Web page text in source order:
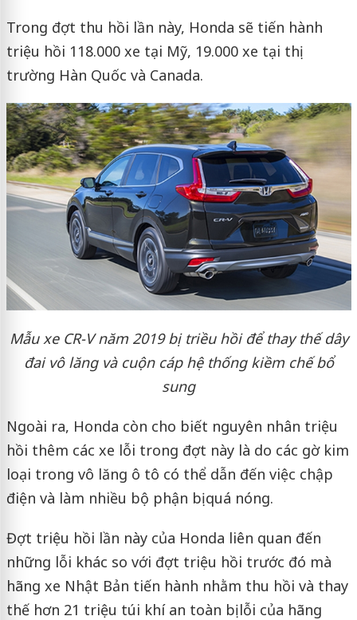
Trong đợt thu hồi lần này, Honda sẽ tiến hành
triệu hồi 118.000 xe tại Mỹ, 19.000 xe tại thị
trường Hàn Quốc và Canada.
Mẫu xe CR-V năm 2019 bị triều hồi để thay thế dây
đai vô lăng và cuộn cáp hệ thống kiềm chế bổ
sung
Ngoài ra, Honda còn cho biết nguyên nhân triệu
hồi thêm các xe lỗi trong đợt này là do các gờ kim
loại trong vô lăng ô tô có thể dẫn đến việc chập
điện và làm nhiều bộ phận bị quá nóng.
Đợt triệu hồi lần này của Honda liên quan đến
những lỗi khác so với đợt triệu hồi trước đó mà
hãng xe Nhật Bản tiến hành nhằm thu hồi và thay
thế hơn 21 triệu túi khí an toàn bị lỗi của hãng